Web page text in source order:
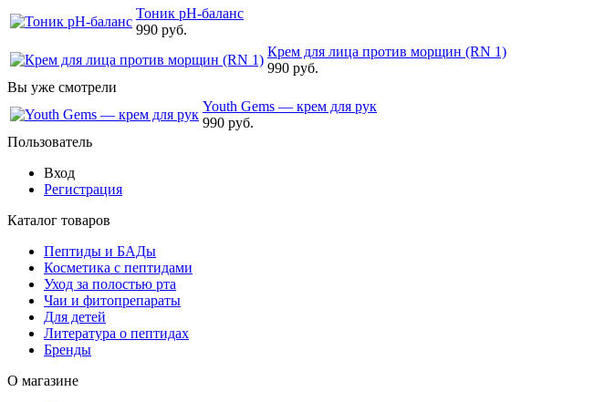
Тоник pH-баланс
990 руб.
Крем для лица против морщин (RN 1)
990 руб.
Вы уже смотрели
Youth Gems — крем для рук
990 руб.
Пользователь
Вход
Регистрация
Каталог товаров
Пептиды и БАДы
Косметика с пептидами
Уход за полостью рта
Чаи и фитопрепараты
Для детей
Литература о пептидах
Бренды
О магазине